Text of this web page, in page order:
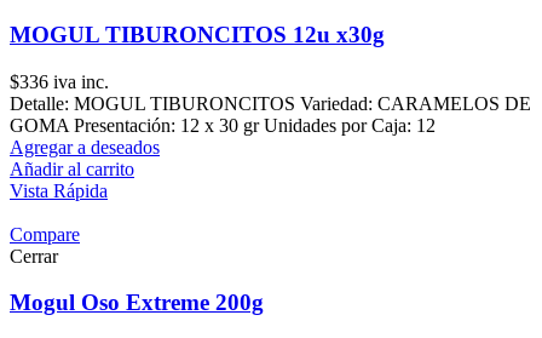
MOGUL TIBURONCITOS 12u x30g
$336 iva inc.
Detalle: MOGUL TIBURONCITOS Variedad: CARAMELOS DE
GOMA Presentación: 12 x 30 gr Unidades por Caja: 12
Agregar a deseados
Añadir al carrito
Vista Rápida
Compare
Cerrar
Mogul Oso Extreme 200g